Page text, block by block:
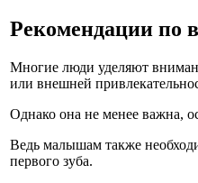
Рекомендации по
Многие люди уделяют
или внешней
Однако она не менее важна,
Ведь малышам также
первого зуба.